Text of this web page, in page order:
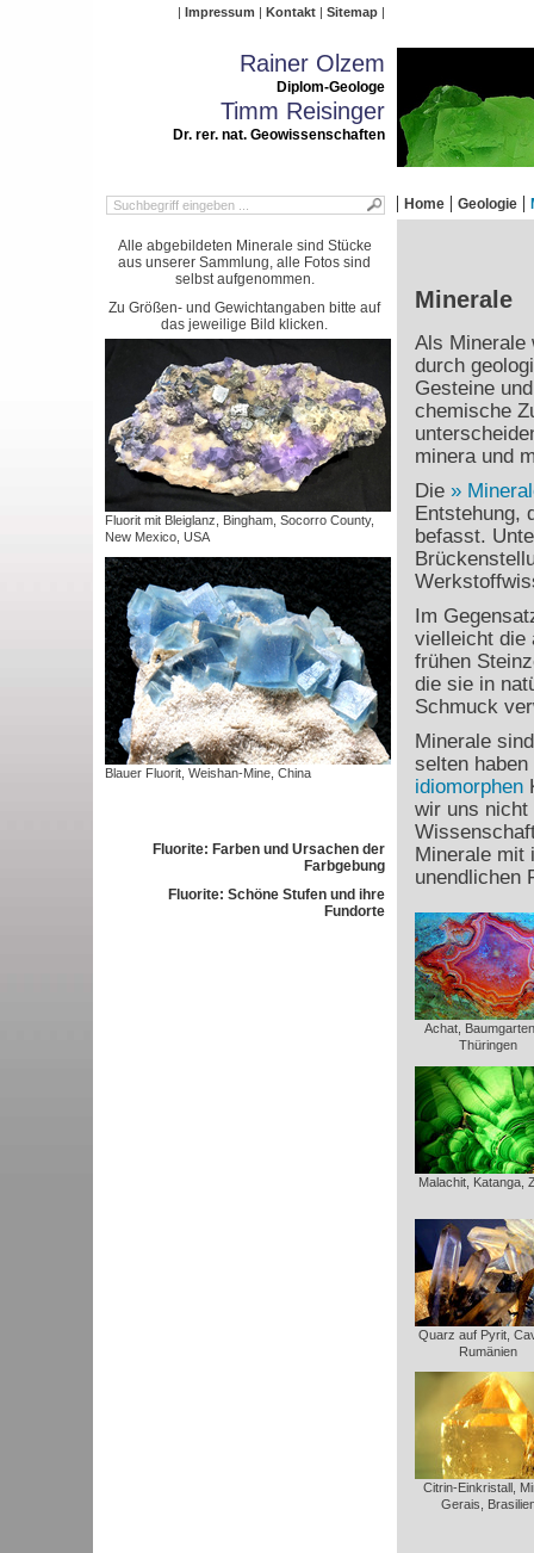
Impressum Kontakt Sitemap
Rainer Olzem
Diplom-Geologe
Timm Reisinger
Dr. rer. nat. Geowissenschaften
Home Geologie
Alle abgebildeten Minerale sind Stücke
aus unserer Sammlung, alle Fotos sind
selbst aufgenommen.
Zu Größen- und Gewichtangaben bitte auf
das jeweilige Bild klicken.
Fluorit mit Bleiglanz, Bingham, Socorro County,
New Mexico, USA
Blauer Fluorit, Weishan-Mine, China
Fluorite: Farben und Ursachen der
Farbgebung
Fluorite: Schöne Stufen und ihre
Fundorte
Minerale
Als Minerale
durch
Gesteine
chemische
minera und
Die
Entstehung,
befasst.
Im
vielleicht die
frühen
die sie in
Schmuck
Minerale
selten
idiomorphen
wir uns nicht
Minerale mit
unendlichen
Achat,
Thüringen
Malachit, Katanga,
Quarz auf Pyrit,
Rumänien
Citrin-Einkristall,
Gerais,